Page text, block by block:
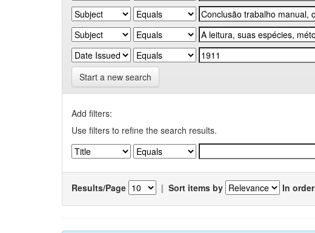
Start a new search
Add filters:
Use filters to refine the search results.
Results/Page | Sort items by In order